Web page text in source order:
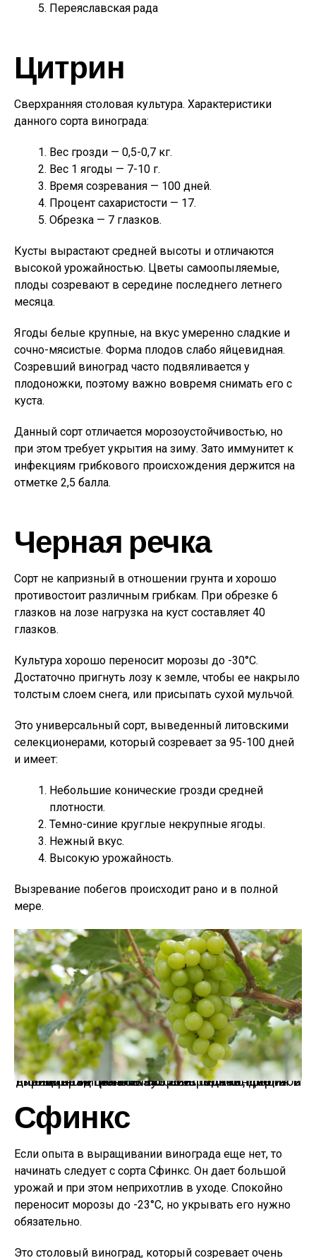
Переяславская рада
Цитрин
Сверхранняя столовая культура. Характеристики
данного сорта винограда:
Вес грозди — 0,5-0,7 кг.
Вес 1 ягоды — 7-10 г.
Время созревания — 100 дней.
Процент сахаристости — 17.
Обрезка — 7 глазков.
Кусты вырастают средней высоты и отличаются
высокой урожайностью. Цветы самоопыляемые,
плоды созревают в середине последнего летнего
месяца.
Ягоды белые крупные, на вкус умеренно сладкие и
сочно-мясистые. Форма плодов слабо яйцевидная.
Созревший виноград часто подвяливается у
плодоножки, поэтому важно вовремя снимать его с
куста.
Данный сорт отличается морозоустойчивостью, но
при этом требует укрытия на зиму. Зато иммунитет к
инфекциям грибкового происхождения держится на
отметке 2,5 балла.
Черная речка
Сорт не капризный в отношении грунта и хорошо
противостоит различным грибкам. При обрезке 6
глазков на лозе нагрузка на куст составляет 40
глазков.
Культура хорошо переносит морозы до -30°С.
Достаточно пригнуть лозу к земле, чтобы ее накрыло
толстым слоем снега, или присыпать сухой мульчой.
Это универсальный сорт, выведенный литовскими
селекционерами, который созревает за 95-100 дней
и имеет:
Небольшие конические грозди средней
плотности.
Темно-синие круглые некрупные ягоды.
Нежный вкус.
Высокую урожайность.
Вызревание побегов происходит рано и в полной
мере.
Виноград ранних сортов можно смело выращивать не только в средней, но и в северной полосе России. Иллюстрация для статьи используется по стандартной лицензии ©ofazende.ru
Сфинкс
Если опыта в выращивании винограда еще нет, то
начинать следует с сорта Сфинкс. Он дает большой
урожай и при этом неприхотлив в уходе. Спокойно
переносит морозы до -23°С, но укрывать его нужно
обязательно.
Это столовый виноград, который созревает очень